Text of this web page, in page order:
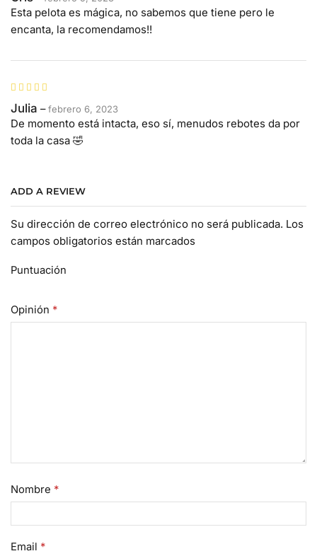
Esta pelota es mágica, no sabemos que tiene pero le
encanta, la recomendamos!!
Julia – febrero 6, 2023
De momento está intacta, eso sí, menudos rebotes da por
toda la casa 🤣
ADD A REVIEW
Su dirección de correo electrónico no será publicada. Los
campos obligatorios están marcados
Puntuación
Opinión *
Nombre *
Email *